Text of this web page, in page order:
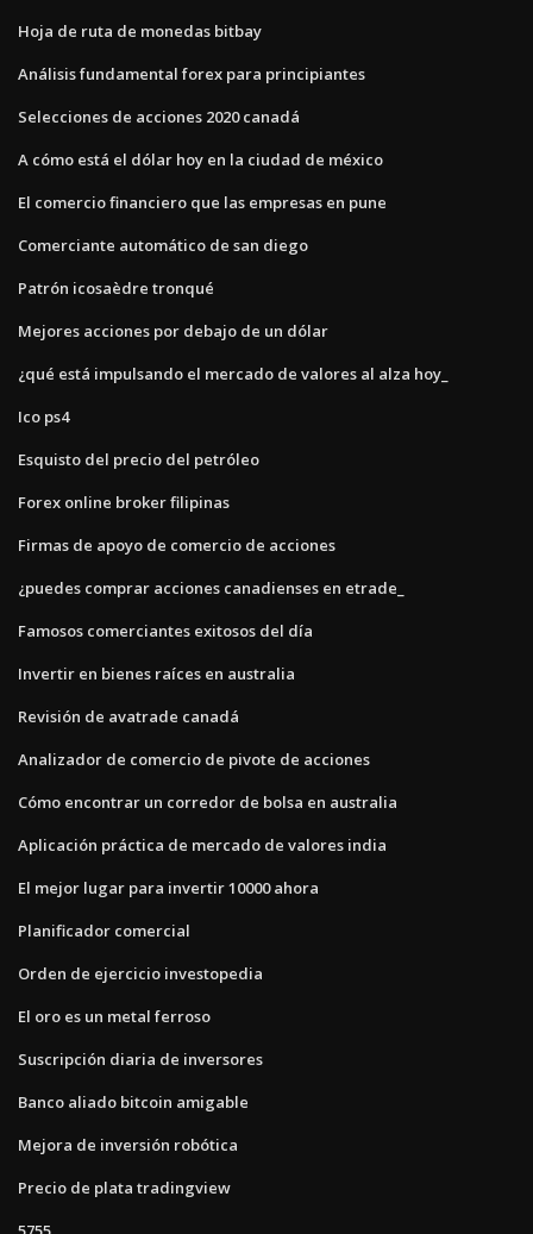
Hoja de ruta de monedas bitbay
Análisis fundamental forex para principiantes
Selecciones de acciones 2020 canadá
A cómo está el dólar hoy en la ciudad de méxico
El comercio financiero que las empresas en pune
Comerciante automático de san diego
Patrón icosaèdre tronqué
Mejores acciones por debajo de un dólar
¿qué está impulsando el mercado de valores al alza hoy_
Ico ps4
Esquisto del precio del petróleo
Forex online broker filipinas
Firmas de apoyo de comercio de acciones
¿puedes comprar acciones canadienses en etrade_
Famosos comerciantes exitosos del día
Invertir en bienes raíces en australia
Revisión de avatrade canadá
Analizador de comercio de pivote de acciones
Cómo encontrar un corredor de bolsa en australia
Aplicación práctica de mercado de valores india
El mejor lugar para invertir 10000 ahora
Planificador comercial
Orden de ejercicio investopedia
El oro es un metal ferroso
Suscripción diaria de inversores
Banco aliado bitcoin amigable
Mejora de inversión robótica
Precio de plata tradingview